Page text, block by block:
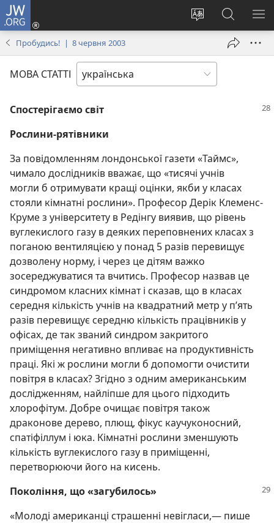
JW.ORG
Змінити
Увійти
(відкривається
вікні)
Пошук
на
сайті
Пробудись! | 8 червня 2003
МОВА СТАТТІ
Спостерігаємо світ
Рослини-рятівники
За повідомленням лондонської газети «Таймс»,
чимало дослідників вважає, що «тисячі учнів
могли б отримувати кращі оцінки, якби у класах
стояли кімнатні рослини». Професор Дерік Клеменс-
Круме з університету в Редінгу виявив, що рівень
вуглекислого газу в деяких переповнених класах з
поганою вентиляцією у понад 5 разів перевищує
дозволену норму, і через це дітям важко
зосереджуватися та вчитись. Професор назвав це
синдромом класних кімнат і сказав, що в класах
середня кількість учнів на квадратний метр у п’ять
разів перевищує середню кількість працівників у
офісах, де так званий синдром закритого
приміщення негативно впливає на продуктивність
праці. Які ж рослини могли б допомогти очистити
повітря в класах? Згідно з одним американським
дослідженням, найліпше для цього підходить
хлорофітум. Добре очищає повітря також
драконове дерево, плющ, фікус каучуконосний,
спатіфіллум і юка. Кімнатні рослини зменшують
кількість вуглекислого газу в приміщенні,
перетворюючи його на кисень.
Покоління, що «загубилось»
«Молоді американці страшенні невігласи,— пише